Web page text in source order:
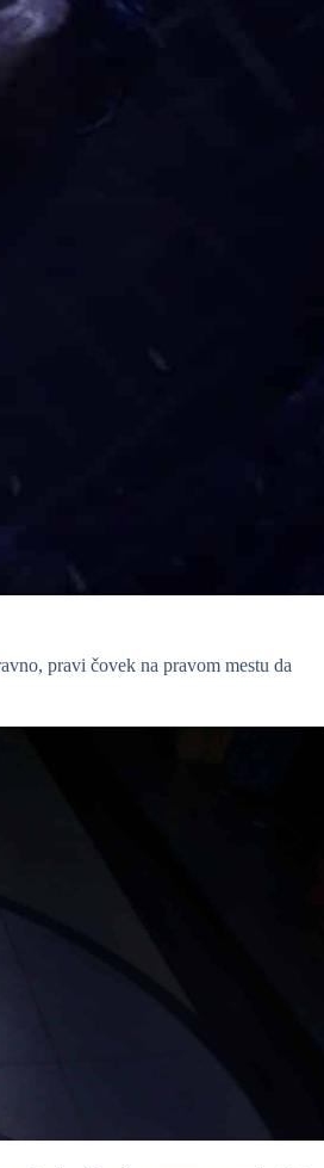
pravi čovek na pravom mestu da